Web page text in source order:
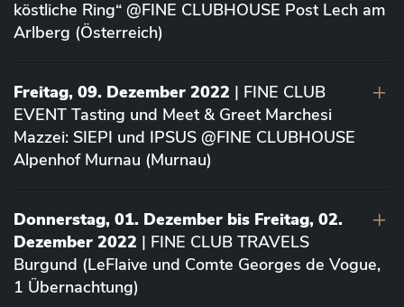
köstliche Ring“ @FINE CLUBHOUSE Post Lech am
Arlberg (Österreich)
Freitag, 09. Dezember 2022 | FINE CLUB
EVENT Tasting und Meet & Greet Marchesi
Mazzei: SIEPI und IPSUS @FINE CLUBHOUSE
Alpenhof Murnau (Murnau)
Donnerstag, 01. Dezember bis Freitag, 02.
Dezember 2022 | FINE CLUB TRAVELS
Burgund (LeFlaive und Comte Georges de Vogue,
1 Übernachtung)